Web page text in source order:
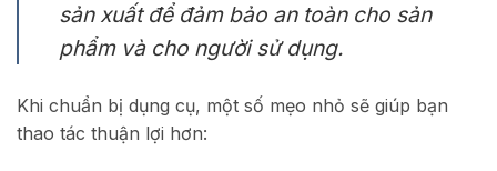
sản xuất để đảm bảo an toàn cho sản
phẩm và cho người sử dụng.
Khi chuẩn bị dụng cụ, một số mẹo nhỏ sẽ giúp bạn
thao tác thuận lợi hơn: